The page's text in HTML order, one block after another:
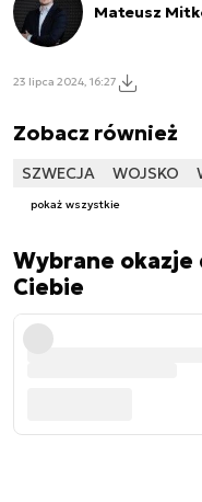
Mateusz
23 lipca 2024, 16:27
Zobacz również
SZWECJA WOJSKO
pokaż wszystkie
Wybrane okazje
Ciebie